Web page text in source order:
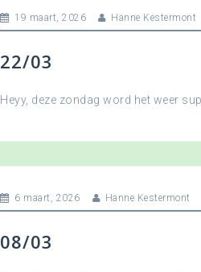
19 maart, 2026 Hanne Kestermont
22/03
Heyy, deze zondag word het weer
6 maart, 2026 Hanne Kestermont
08/03